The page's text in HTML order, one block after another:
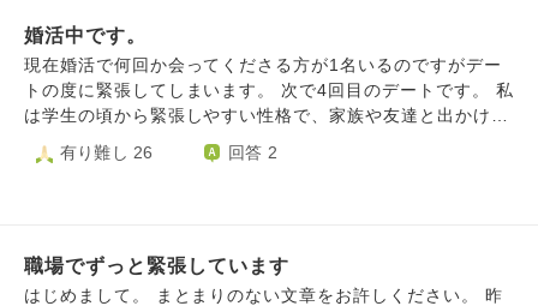
どだと思いますが、自分は何も手につかないくらい不安にな
ったりするので、できるだけ緩和したいのです。 緊張や不
安感を薄れさせるにはどうしたらいいですか？
婚活中です。
現在婚活で何回か会ってくださる方が1名いるのですがデー
トの度に緊張してしまいます。 次で4回目のデートです。 私
は学生の頃から緊張しやすい性格で、家族や友達と出かける
だけでも前日の夜から緊張してしまうので、「その人だか
ら」という問題ではないと思います。 会う頻度を増やして
して食事も喉を通らないので、自分は飲み物だけにしたりし
ています… こんな性格の私が婚活をして、誰かと深い関係
有り難し 26 回答 2
職場でずっと緊張しています
はじめまして。 まとまりのない文章をお許しください。 昨